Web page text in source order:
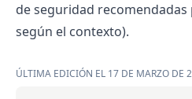
de seguridad
según el contexto).
ÚLTIMA EDICIÓN EL 17 DE MARZO DE